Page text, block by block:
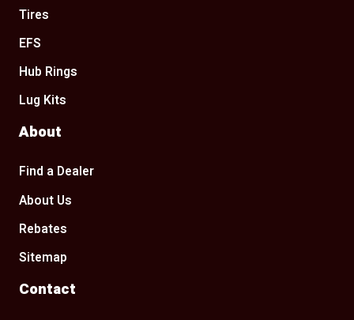
Tires
EFS
Hub Rings
Lug Kits
About
Find a Dealer
About Us
Rebates
Sitemap
Contact